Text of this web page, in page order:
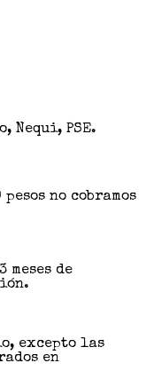
PSE.
no cobramos
meses de
excepto las
en